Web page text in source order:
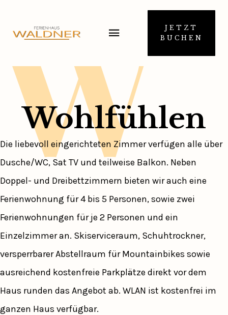
JETZT
BUCHEN
W
Wohlfühlen
Die liebevoll eingerichteten Zimmer verfügen alle über
Dusche/WC, Sat TV und teilweise Balkon. Neben
Doppel- und Dreibettzimmern bieten wir auch eine
Ferienwohnung für 4 bis 5 Personen, sowie zwei
Ferienwohnungen für je 2 Personen und ein
Einzelzimmer an. Skiserviceraum, Schuhtrockner,
versperrbarer Abstellraum für Mountainbikes sowie
ausreichend kostenfreie Parkplätze direkt vor dem
Haus runden das Angebot ab. WLAN ist kostenfrei im
ganzen Haus verfügbar.